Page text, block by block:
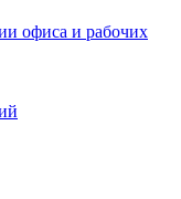
офиса и рабочих